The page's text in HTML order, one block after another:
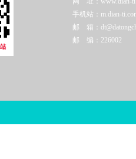
手机站：m.dian-
邮 箱：
邮 编：226002